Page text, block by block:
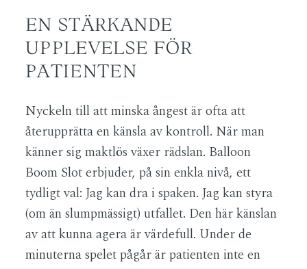
EN STÄRKANDE
UPPLEVELSE FÖR
PATIENTEN
Nyckeln till att minska ångest är ofta att
återupprätta en känsla av kontroll. När man
känner sig maktlös växer rädslan. Balloon
Boom Slot erbjuder, på sin enkla nivå, ett
tydligt val: Jag kan dra i spaken. Jag kan styra
(om än slumpmässigt) utfallet. Den här känslan
av att kunna agera är värdefull. Under de
minuterna spelet pågår är patienten inte en